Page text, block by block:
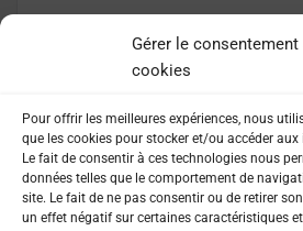
Gérer le consentement
cookies
Pour offrir les meilleures expériences, nous
que les cookies pour stocker et/ou accéder
Le fait de consentir à ces technologies nous
données telles que le comportement de
site. Le fait de ne pas consentir ou de retirer
un effet négatif sur certaines caractéristiques
LIRE LA SUITE